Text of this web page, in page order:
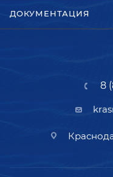
ДОКУМЕНТАЦИЯ
8